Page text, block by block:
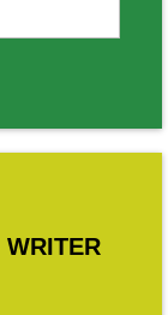
WRITER